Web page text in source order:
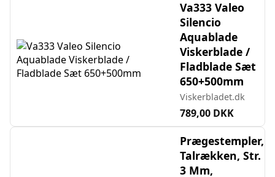
Va333 Valeo
Silencio
Aquablade
Viskerblade /
Fladblade Sæt
650+500mm
Viskerbladet.dk
789,00 DKK
Prægestempler,
Talrækken, Str.
3 Mm,